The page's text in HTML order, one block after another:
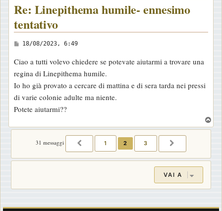
Re: Linepithema humile- ennesimo
tentativo
M
s
s
a
g
g
i
18/08/2023, 6:49
Ciao a tutti volevo chiedere se potevate aiutarmi a trovare una
regina di Linepithema humile.
Io ho già provato a cercare di mattina e di sera tarda nei pressi
di varie colonie adulte ma niente.
Potete aiutarmi??
o
31 messaggi PRECEDENTE
1 2 3
VAI A